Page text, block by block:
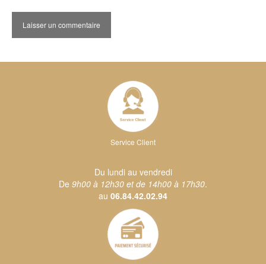
Service Client
Du lundi au vendredi
De 9h00 à 12h30 et de 14h00 à 17h30.
au 06.84.42.02.94